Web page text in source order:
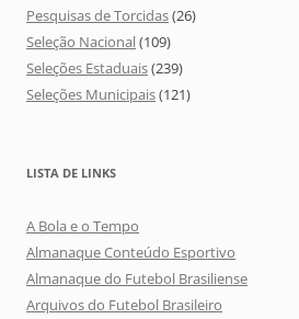
Pesquisas de Torcidas(26)
Seleção Nacional(109)
Seleções Estaduais(239)
Seleções Municipais(121)
LISTA DE LINKS
A Bola e o Tempo
Almanaque Conteúdo Esportivo
Almanaque do Futebol Brasiliense
Arquivos do Futebol Brasileiro